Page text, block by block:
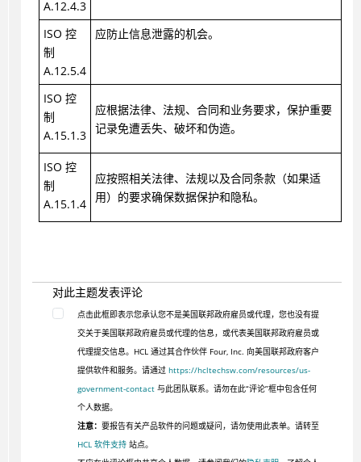
A.12.4.3
ISO 控
制
A.12.5.4
应防止信息泄露的机会。
ISO 控
制
A.15.1.3
应根据法律、法规、合同和业务要求，保护重要
记录免遭丢失、破坏和伪造。
ISO 控
制
A.15.1.4
应按照相关法律、法规以及合同条款（如果适
用）的要求确保数据保护和隐私。
对此主题发表评论
点击此框即表示您承认您不是美国联邦政府雇员或代理，您也没有提
交关于美国联邦政府雇员或代理的信息，或代表美国联邦政府雇员或
代理提交信息。HCL 通过其合作伙伴 Four, Inc. 向美国联邦政府客户
提供软件和服务。请通过 https://hcltechsw.com/resources/us-
government-contact与此团队联系。请勿在此“评论”框中包含任何
个人数据。
注意： 要报告有关产品软件的问题或疑问，请勿使用此表单。请转至
HCL 软件支持站点。